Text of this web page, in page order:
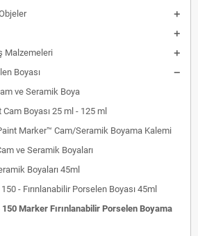
Malzemeleri
Boyası
ve Seramik Boya
Boyası 25 ml - 125 ml
Marker™ Cam/Seramik Boyama Kalemi
ve Seramik Boyaları
Boyaları 45ml
- Fırınlanabilir Porselen Boyası 45ml
Marker Fırınlanabilir Porselen Boyama